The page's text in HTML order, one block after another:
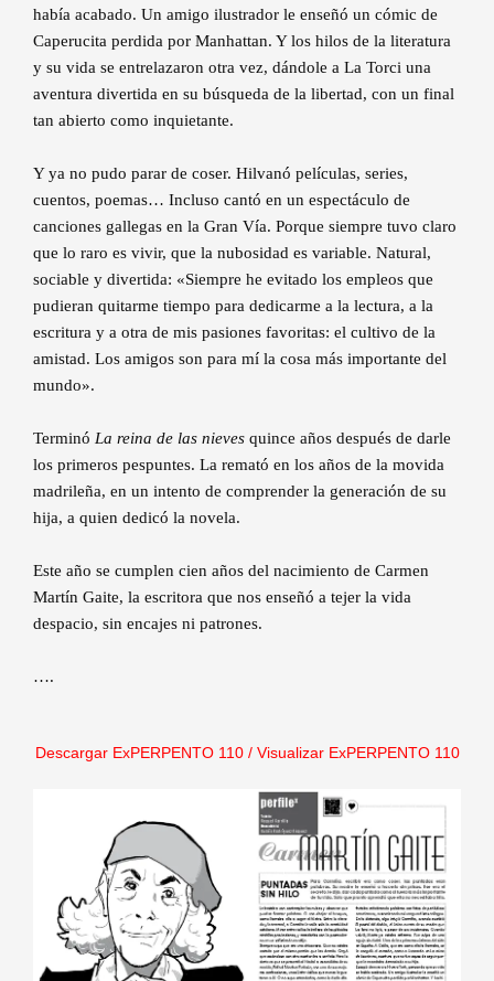
había acabado. Un amigo ilustrador le enseñó un cómic de
Caperucita perdida por Manhattan. Y los hilos de la literatura
y su vida se entrelazaron otra vez, dándole a La Torci una
aventura divertida en su búsqueda de la libertad, con un final
tan abierto como inquietante.
Y ya no pudo parar de coser. Hilvanó películas, series,
cuentos, poemas… Incluso cantó en un espectáculo de
canciones gallegas en la Gran Vía. Porque siempre tuvo claro
que lo raro es vivir, que la nubosidad es variable. Natural,
sociable y divertida: «Siempre he evitado los empleos que
pudieran quitarme tiempo para dedicarme a la lectura, a la
escritura y a otra de mis pasiones favoritas: el cultivo de la
amistad. Los amigos son para mí la cosa más importante del
mundo».
Terminó La reina de las nieves quince años después de darle
los primeros pespuntes. La remató en los años de la movida
madrileña, en un intento de comprender la generación de su
hija, a quien dedicó la novela.
Este año se cumplen cien años del nacimiento de Carmen
Martín Gaite, la escritora que nos enseñó a tejer la vida
despacio, sin encajes ni patrones.
….
Descargar ExPERPENTO 110 / Visualizar ExPERPENTO 110